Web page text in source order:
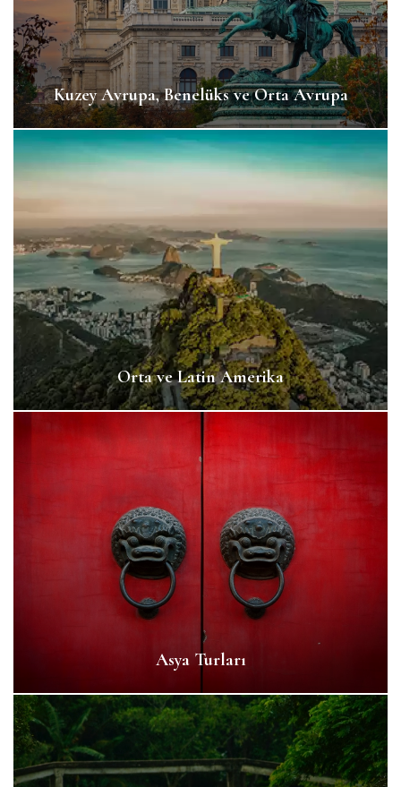
Kuzey Avrupa, Benelüks ve Orta Avrupa
Orta ve Latin Amerika
Asya Turları